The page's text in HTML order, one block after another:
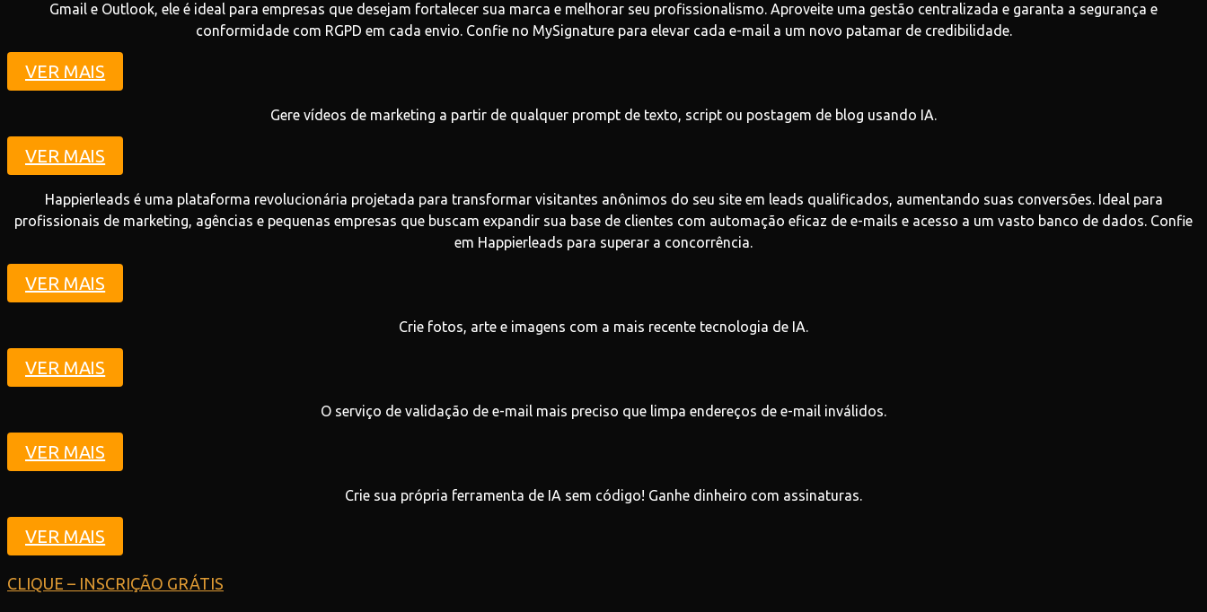
Gmail e Outlook, ele é ideal para empresas que desejam fortalecer sua marca e melhorar seu profissionalismo. Aproveite uma gestão centralizada e garanta a segurança e
conformidade com RGPD em cada envio. Confie no MySignature para elevar cada e-mail a um novo patamar de credibilidade.
VER MAIS
Gere vídeos de marketing a partir de qualquer prompt de texto, script ou postagem de blog usando IA.
VER MAIS
Happierleads é uma plataforma revolucionária projetada para transformar visitantes anônimos do seu site em leads qualificados, aumentando suas conversões. Ideal para
profissionais de marketing, agências e pequenas empresas que buscam expandir sua base de clientes com automação eficaz de e-mails e acesso a um vasto banco de dados. Confie
em Happierleads para superar a concorrência.
VER MAIS
Crie fotos, arte e imagens com a mais recente tecnologia de IA.
VER MAIS
O serviço de validação de e-mail mais preciso que limpa endereços de e-mail inválidos.
VER MAIS
Crie sua própria ferramenta de IA sem código! Ganhe dinheiro com assinaturas.
VER MAIS
CLIQUE – INSCRIÇÃO GRÁTIS